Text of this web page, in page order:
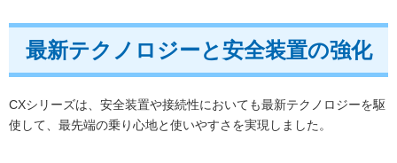
最新テクノロジーと安全装置の強化
CXシリーズは、安全装置や接続性においても最新テクノロジーを駆
使して、最先端の乗り心地と使いやすさを実現しました。